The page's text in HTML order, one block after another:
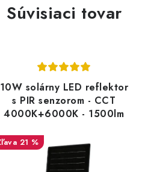
Súvisiaci tovar
10W solárny LED reflektor
s PIR senzorom - CCT
4000K+6000K - 1500lm
21 %